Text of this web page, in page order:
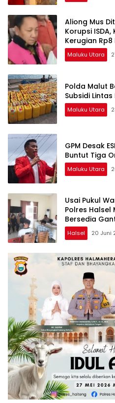
Aliong Mus
Korupsi
Kerugian Rp8
Maluku Utara
Polda Malut
Subsidi Lintas
Maluku Utara
GPM Desak
Buntut Tiga
Maluku Utara
Usai Pukul
Polres Halsel
Bersedia
Halsel 20 Juni